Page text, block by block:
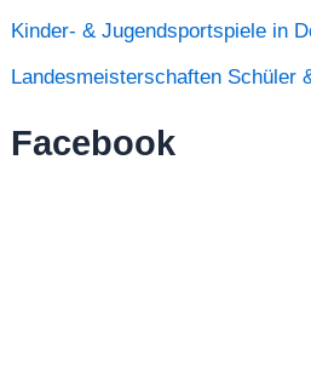
Kinder- & Jugendsportspiele in
Landesmeisterschaften Schüler
Facebook